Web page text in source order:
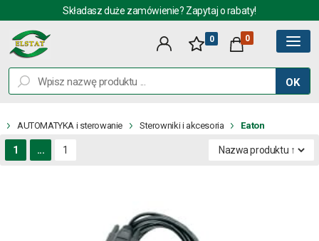
Składasz duże zamówienie? Zapytaj o rabaty!
OK
0 0
AUTOMATYKA i sterowanie Sterowniki i akcesoria Eaton
1 ... 1